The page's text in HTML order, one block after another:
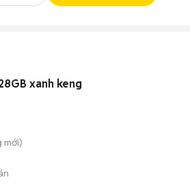
xanh keng
mới)